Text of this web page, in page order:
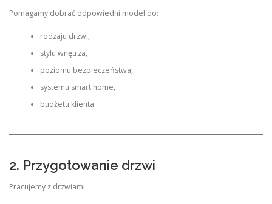
Pomagamy dobrać odpowiedni model do:
rodzaju drzwi,
stylu wnętrza,
poziomu bezpieczeństwa,
systemu smart home,
budżetu klienta.
2. Przygotowanie drzwi
Pracujemy z drzwiami: